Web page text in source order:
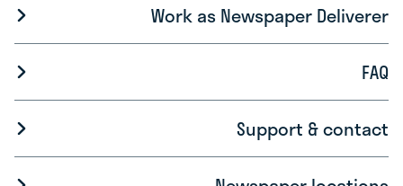
Work as Newspaper Deliverer
FAQ
Support & contact